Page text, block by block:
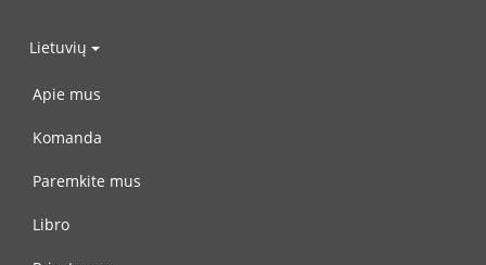
Lietuvių
Apie mus
Komanda
Paremkite mus
Libro